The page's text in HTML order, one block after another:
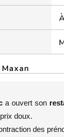
a ouvert son
doux.
des